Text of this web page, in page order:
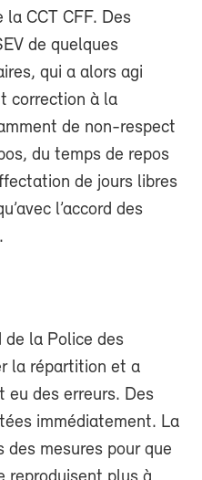
CCT CFF. Des
de quelques
qui a alors agi
correction à la
de non-respect
du temps de repos
de jours libres
l’accord des
de la Police des
la répartition et a
eu des erreurs. Des
immédiatement. La
mesures pour que